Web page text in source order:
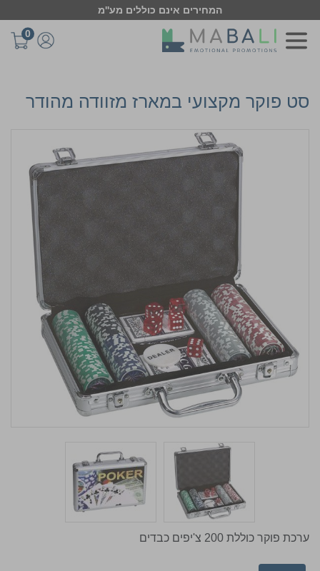
המחירים אינם כוללים מע''מ
0
סט פוקר מקצועי במארז מזוודה מהודר
ערכת פוקר כוללת 200 צ'יפים כבדים